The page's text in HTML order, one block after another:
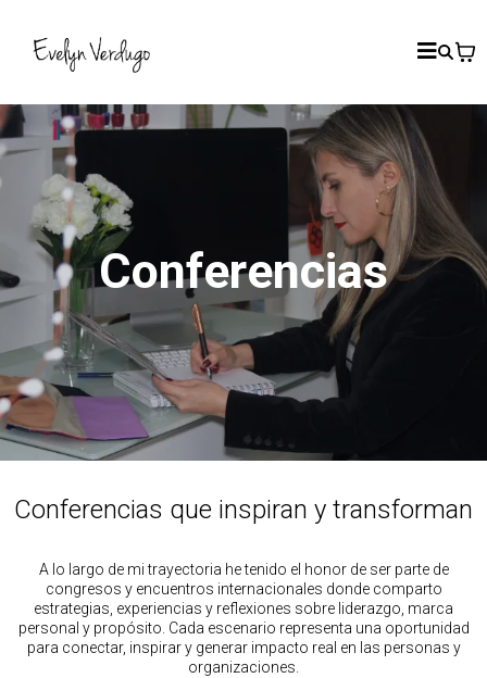
Conferencias
Conferencias que inspiran y transforman
A lo largo de mi trayectoria he tenido el honor de ser parte de
congresos y encuentros internacionales donde comparto
estrategias, experiencias y reflexiones sobre liderazgo, marca
personal y propósito. Cada escenario representa una oportunidad
para conectar, inspirar y generar impacto real en las personas y
organizaciones.